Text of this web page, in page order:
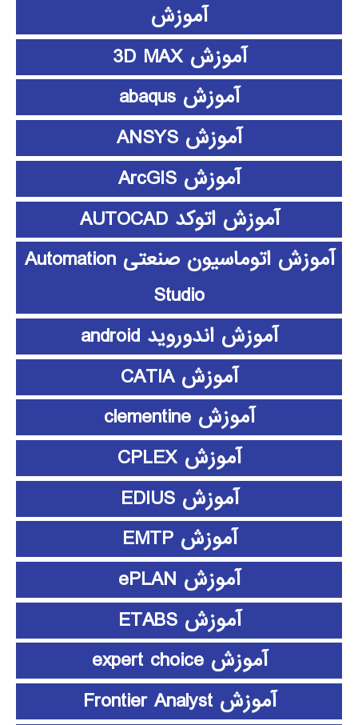
آموزش
آموزش 3D MAX
آموزش abaqus
آموزش ANSYS
آموزش ArcGIS
آموزش اتوکد AUTOCAD
آموزش اتوماسیون صنعتی Automation
Studio
آموزش اندوروید android
آموزش CATIA
آموزش clementine
آموزش CPLEX
آموزش EDIUS
آموزش EMTP
آموزش ePLAN
آموزش ETABS
آموزش expert choice
آموزش Frontier Analyst